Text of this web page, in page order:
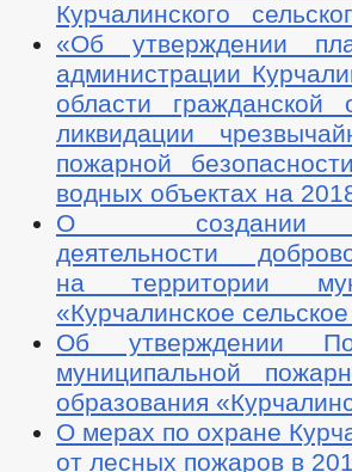
Курчалинского
«Об утверждении
администрации
области
ликвидации
пожарной
водных объектах на
О создании
деятельности
на территории
«Курчалинское
Об утверждении
муниципальной
образования
О мерах по охране
от лесных пожаров в